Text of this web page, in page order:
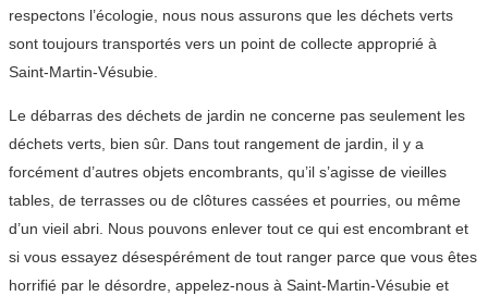
respectons l’écologie, nous nous assurons que les déchets verts
sont toujours transportés vers un point de collecte approprié à
Saint-Martin-Vésubie.
Le débarras des déchets de jardin ne concerne pas seulement les
déchets verts, bien sûr. Dans tout rangement de jardin, il y a
forcément d’autres objets encombrants, qu’il s’agisse de vieilles
tables, de terrasses ou de clôtures cassées et pourries, ou même
d’un vieil abri. Nous pouvons enlever tout ce qui est encombrant et
si vous essayez désespérément de tout ranger parce que vous êtes
horrifié par le désordre, appelez-nous à Saint-Martin-Vésubie et